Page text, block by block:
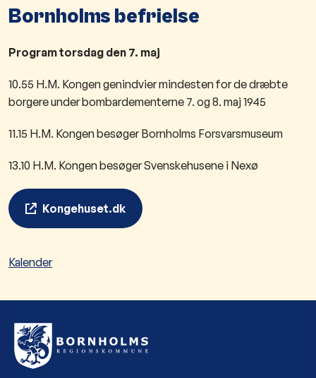
Bornholms befrielse
Program torsdag den 7. maj
10.55 H.M. Kongen genindvier mindesten for de dræbte
borgere under bombardementerne 7. og 8. maj 1945
11.15 H.M. Kongen besøger Bornholms Forsvarsmuseum
13.10 H.M. Kongen besøger Svenskehusene i Nexø
Kongehuset.dk
Kalender